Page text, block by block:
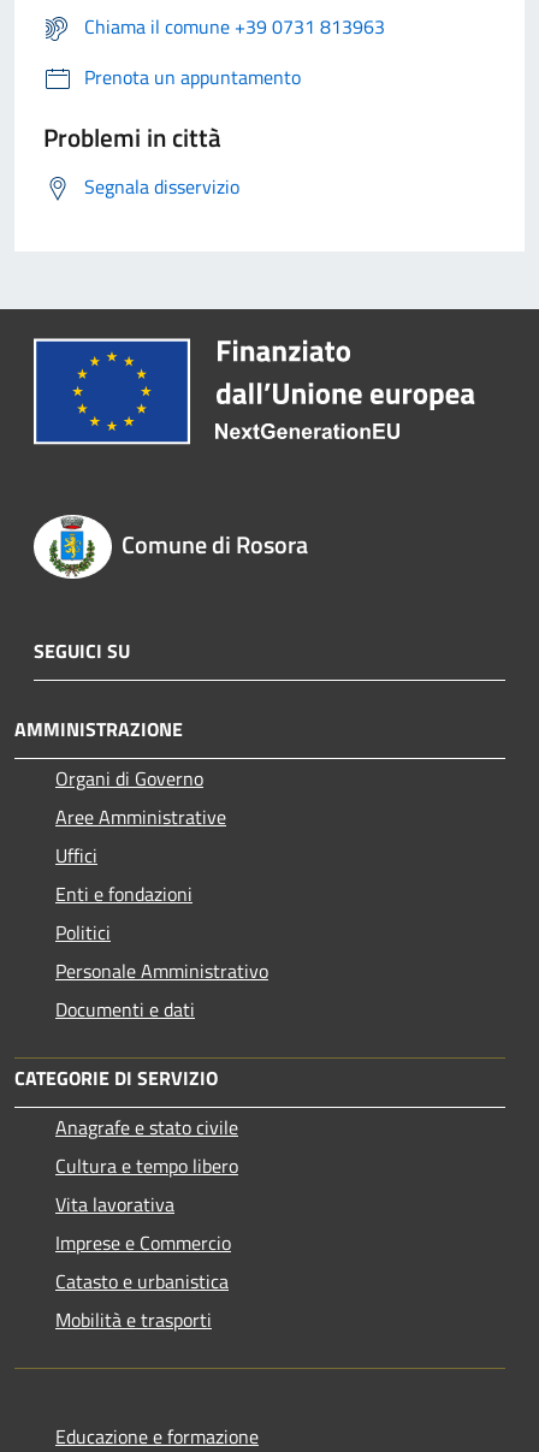
Chiama il comune +39 0731 813963
Prenota un appuntamento
Problemi in città
Segnala disservizio
Comune di Rosora
SEGUICI SU
AMMINISTRAZIONE
Organi di Governo
Aree Amministrative
Uffici
Enti e fondazioni
Politici
Personale Amministrativo
Documenti e dati
CATEGORIE DI SERVIZIO
Anagrafe e stato civile
Cultura e tempo libero
Vita lavorativa
Imprese e Commercio
Catasto e urbanistica
Mobilità e trasporti
Educazione e formazione